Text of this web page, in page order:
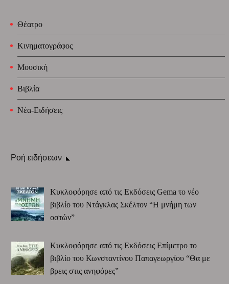
Θέατρο
Κινηματογράφος
Μουσική
Βιβλία
Νέα-Ειδήσεις
Ροή ειδήσεων
Κυκλοφόρησε από τις Εκδόσεις Gema το νέο
βιβλίο του Ντάγκλας Σκέλτον “Η μνήμη των
οστών”
Κυκλοφόρησε από τις Εκδόσεις Επίμετρο το
βιβλίο του Κωνσταντίνου Παπαγεωργίου “Θα με
βρεις στις ανηφόρες”